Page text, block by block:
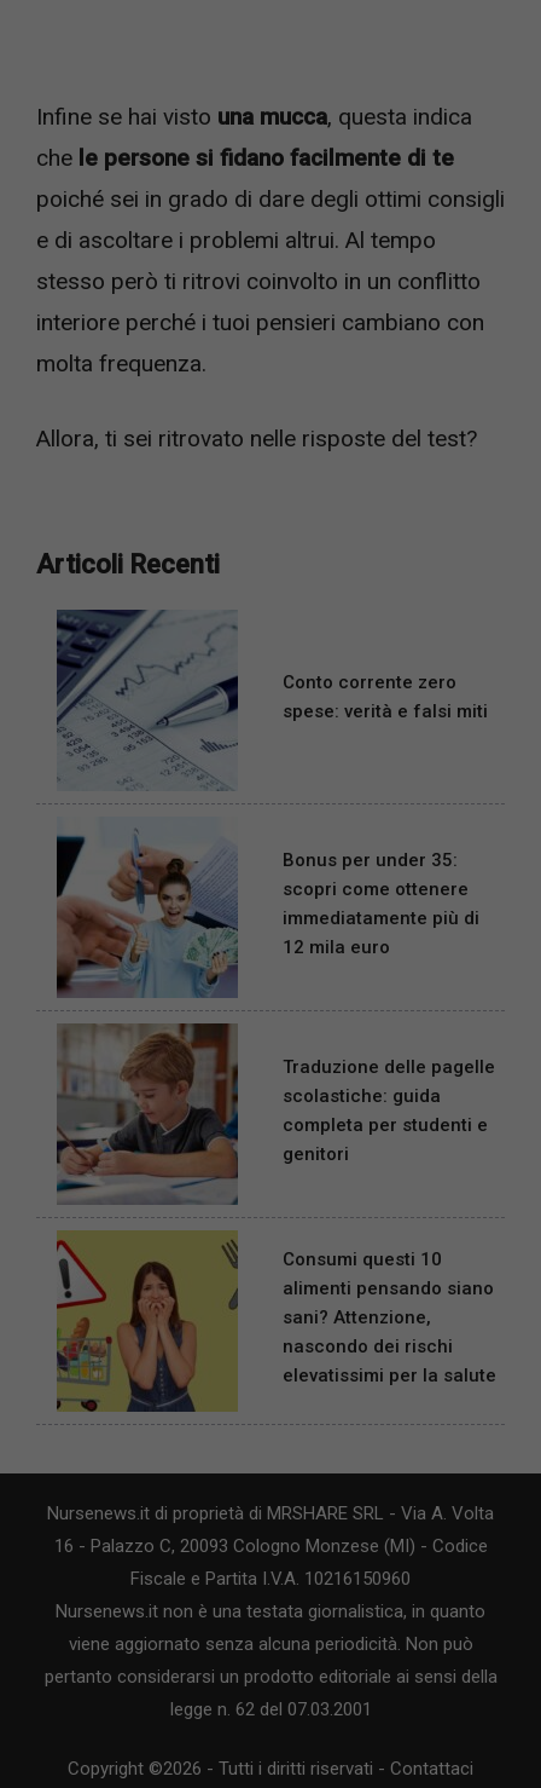
Infine se hai visto una mucca, questa indica
che le persone si fidano facilmente di te
poiché sei in grado di dare degli ottimi consigli
e di ascoltare i problemi altrui. Al tempo
stesso però ti ritrovi coinvolto in un conflitto
interiore perché i tuoi pensieri cambiano con
molta frequenza.
Allora, ti sei ritrovato nelle risposte del test?
Articoli Recenti
Conto corrente zero
spese: verità e falsi miti
Bonus per under 35:
scopri come ottenere
immediatamente più di
12 mila euro
Traduzione delle pagelle
scolastiche: guida
completa per studenti e
genitori
Consumi questi 10
alimenti pensando siano
sani? Attenzione,
nascondo dei rischi
elevatissimi per la salute
Nursenews.it di proprietà di MRSHARE SRL - Via A. Volta
16 - Palazzo C, 20093 Cologno Monzese (MI) - Codice
Fiscale e Partita I.V.A. 10216150960
Nursenews.it non è una testata giornalistica, in quanto
viene aggiornato senza alcuna periodicità. Non può
pertanto considerarsi un prodotto editoriale ai sensi della
legge n. 62 del 07.03.2001
Copyright ©2026 - Tutti i diritti riservati - Contattaci